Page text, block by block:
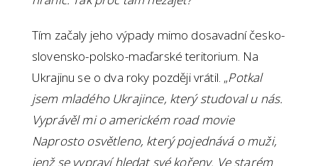
Tím začaly jeho výpady mimo dosavadní česko-
slovensko-polsko-maďarské teritorium. Na
Ukrajinu se o dva roky později vrátil. „Potkal
jsem mladého Ukrajince, který studoval u nás.
Vyprávěl mi o americkém road movie
Naprosto osvětleno, který pojednává o muži,
jenž se vypraví hledat své kořeny. Ve starém